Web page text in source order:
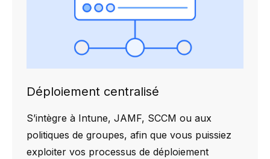
Déploiement centralisé
S’intègre à Intune, JAMF, SCCM ou aux
politiques de groupes, afin que vous puissiez
exploiter vos processus de déploiement